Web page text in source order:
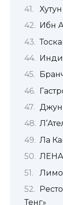
Хутун
Ибн
Ла
ЛЕНА
Тенг»